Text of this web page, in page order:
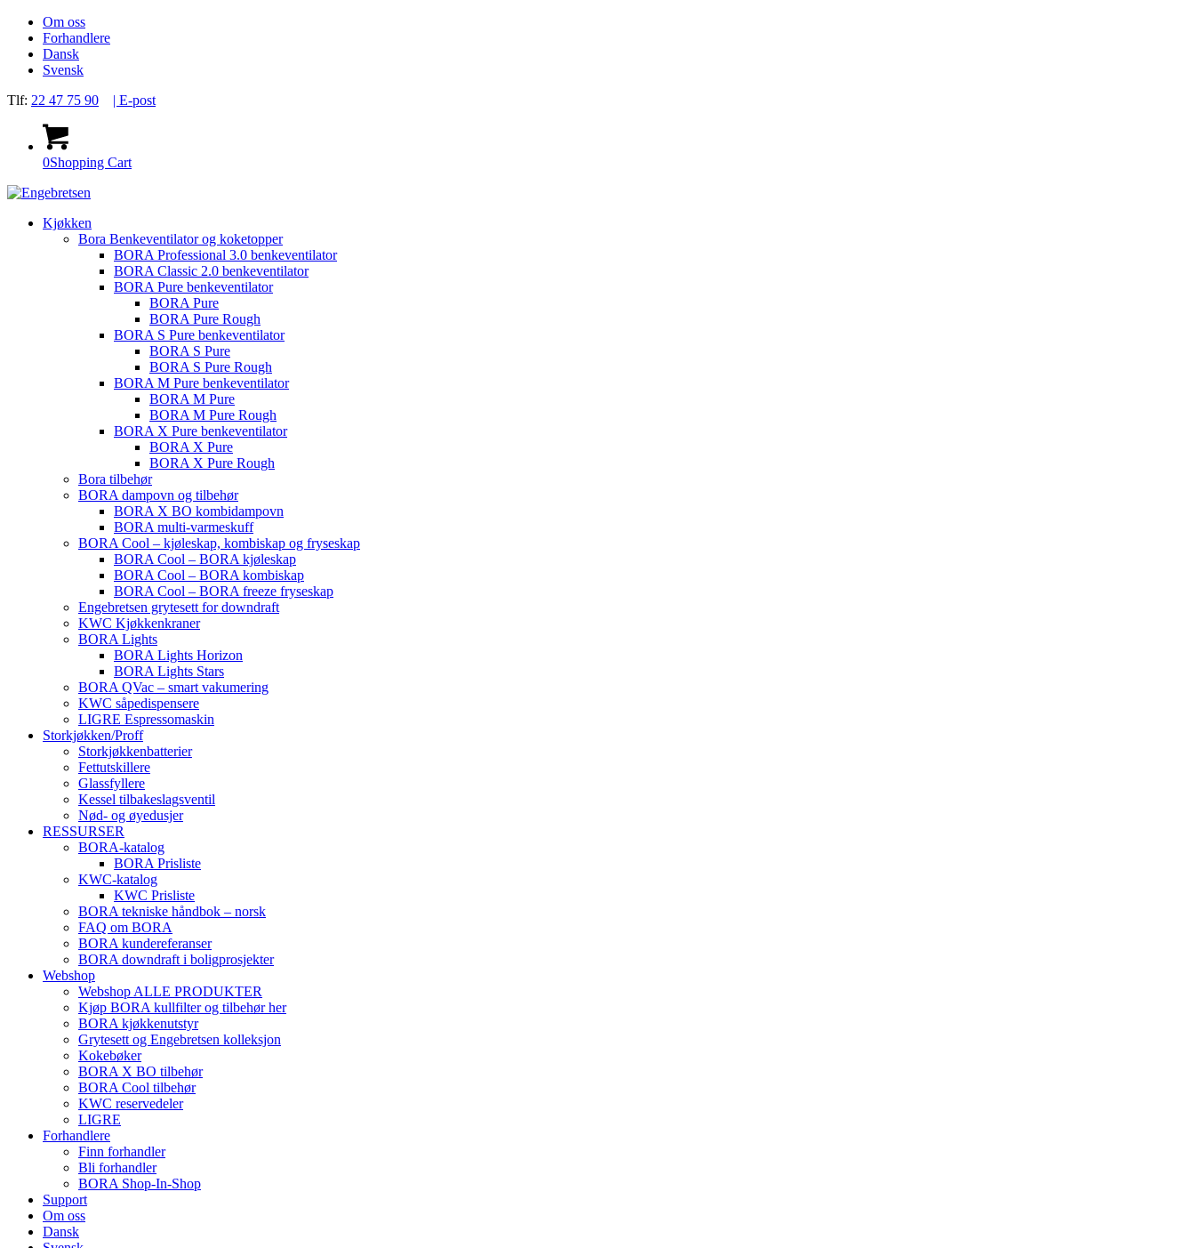
Om oss
Forhandlere
Dansk
Svensk
Tlf: 22 47 75 90 | E-post
0Shopping Cart
Kjøkken
Bora Benkeventilator og koketopper
BORA Professional 3.0 benkeventilator
BORA Classic 2.0 benkeventilator
BORA Pure benkeventilator
BORA Pure
BORA Pure Rough
BORA S Pure benkeventilator
BORA S Pure
BORA S Pure Rough
BORA M Pure benkeventilator
BORA M Pure
BORA M Pure Rough
BORA X Pure benkeventilator
BORA X Pure
BORA X Pure Rough
Bora tilbehør
BORA dampovn og tilbehør
BORA X BO kombidampovn
BORA multi-varmeskuff
BORA Cool – kjøleskap, kombiskap og fryseskap
BORA Cool – BORA kjøleskap
BORA Cool – BORA kombiskap
BORA Cool – BORA freeze fryseskap
Engebretsen grytesett for downdraft
KWC Kjøkkenkraner
BORA Lights
BORA Lights Horizon
BORA Lights Stars
BORA QVac – smart vakumering
KWC såpedispensere
LIGRE Espressomaskin
Storkjøkken/Proff
Storkjøkkenbatterier
Fettutskillere
Glassfyllere
Kessel tilbakeslagsventil
Nød- og øyedusjer
RESSURSER
BORA-katalog
BORA Prisliste
KWC-katalog
KWC Prisliste
BORA tekniske håndbok – norsk
FAQ om BORA
BORA kundereferanser
BORA downdraft i boligprosjekter
Webshop
Webshop ALLE PRODUKTER
Kjøp BORA kullfilter og tilbehør her
BORA kjøkkenutstyr
Grytesett og Engebretsen kolleksjon
Kokebøker
BORA X BO tilbehør
BORA Cool tilbehør
KWC reservedeler
LIGRE
Forhandlere
Finn forhandler
Bli forhandler
BORA Shop-In-Shop
Support
Om oss
Dansk